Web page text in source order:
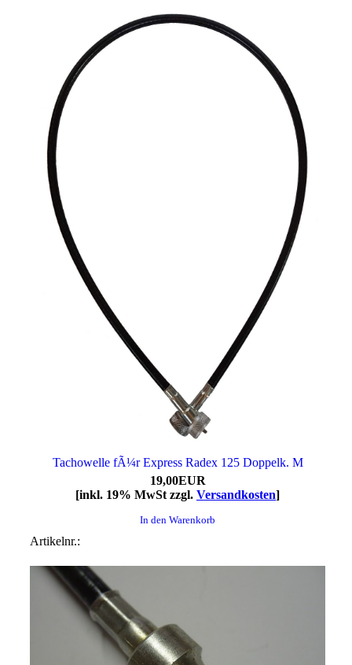
Tachowelle fÃ¼r Express Radex 125 Doppelk. M
19,00EUR
[inkl. 19% MwSt zzgl. Versandkosten]
In den Warenkorb
Artikelnr.: